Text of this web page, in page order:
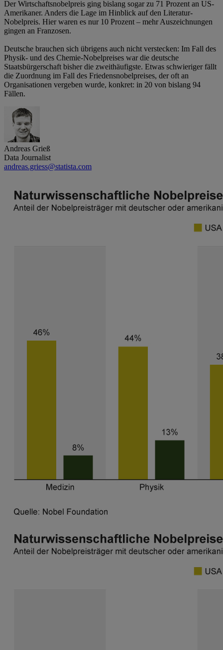
Der Wirtschaftsnobelpreis ging bislang sogar zu 71 Prozent an US-
Amerikaner. Anders die Lage im Hinblick auf den Literatur-
Nobelpreis. Hier waren es nur 10 Prozent – mehr Auszeichnungen
gingen an Franzosen.
Deutsche brauchen sich übrigens auch nicht verstecken: Im Fall des
Physik- und des Chemie-Nobelpreises war die deutsche
Staatsbürgerschaft bisher die zweithäufigste. Etwas schwieriger fällt
die Zuordnung im Fall des Friedensnobelpreises, der oft an
Organisationen vergeben wurde, konkret: in 20 von bislang 94
Fällen.
Andreas Grieß
Data Journalist
andreas.griess@statista.com